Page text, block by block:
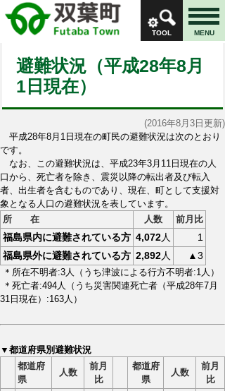
TOOL MENU
避難状況（平成28年8月
1日現在）
(2016年8月3日更新)
平成28年8月1日現在の町民の避難状況は次のとおり
です。
なお、この避難状況は、平成23年3月11日現在の人
口から、死亡者を除き、震災以降の転出者及び転入
者、出生者を含むものであり、現在、町として支援対
象となる人口の避難状況を表しています。
所 在
人数 前月比
福島県内に避難されている方 4,072人
1
福島県外に避難されている方 2,892人 ▲3
＊所在不明者:3人（うち津波による行方不明者:1人）
＊死亡者:494人（うち災害関連死亡者（平成28年7月
31日現在）:163人）
▼都道府県別避難状況
都道府
県
人数
前月
比
都道府
県
人数
前月
比